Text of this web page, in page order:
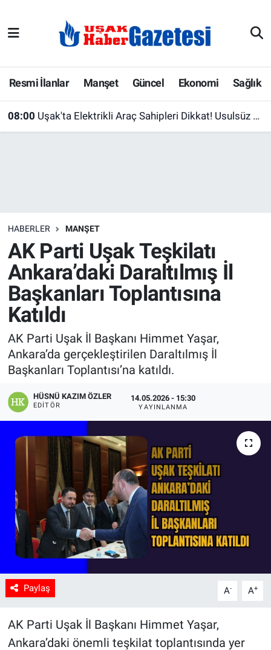
Resmi İlanlar Manşet Güncel Ekonomi Sağlık
08:00 Uşak'ta Elektrikli Araç Sahipleri Dikkat! Usulsüz Şarjın Bedeli Ağır Olabilir
HABERLER MANŞET
AK Parti Uşak Teşkilatı
Ankara’daki Daraltılmış İl
Başkanları Toplantısına
Katıldı
AK Parti Uşak İl Başkanı Himmet Yaşar,
Ankara’da gerçekleştirilen Daraltılmış İl
Başkanları Toplantısı’na katıldı.
HÜSNÜ KAZIM ÖZLER
EDITÖR
14.05.2026 - 15:30
YAYINLANMA
Paylaş A- A+
AK Parti Uşak İl Başkanı Himmet Yaşar,
Ankara’daki önemli teşkilat toplantısında yer
E-Gazete
Ekonomi
Köşe Yazarları
Kültür Sanat
Manşet
Resmi İlanlar
Sağlık
Uşak Haberleri
Uşak Hava Durumu
Uşak Trafik Yoğunluk Haritası